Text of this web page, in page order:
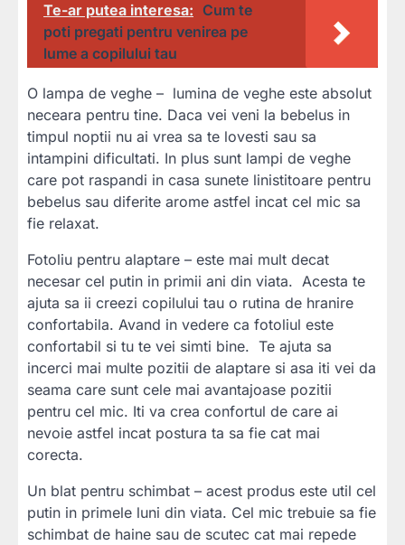
Te-ar putea interesa: Cum te
poti pregati pentru venirea pe
lume a copilului tau
O lampa de veghe – lumina de veghe este absolut
neceara pentru tine. Daca vei veni la bebelus in
timpul noptii nu ai vrea sa te lovesti sau sa
intampini dificultati. In plus sunt lampi de veghe
care pot raspandi in casa sunete linistitoare pentru
bebelus sau diferite arome astfel incat cel mic sa
fie relaxat.
Fotoliu pentru alaptare – este mai mult decat
necesar cel putin in primii ani din viata. Acesta te
ajuta sa ii creezi copilului tau o rutina de hranire
confortabila. Avand in vedere ca fotoliul este
confortabil si tu te vei simti bine. Te ajuta sa
incerci mai multe pozitii de alaptare si asa iti vei da
seama care sunt cele mai avantajoase pozitii
pentru cel mic. Iti va crea confortul de care ai
nevoie astfel incat postura ta sa fie cat mai
corecta.
Un blat pentru schimbat – acest produs este util cel
putin in primele luni din viata. Cel mic trebuie sa fie
schimbat de haine sau de scutec cat mai repede